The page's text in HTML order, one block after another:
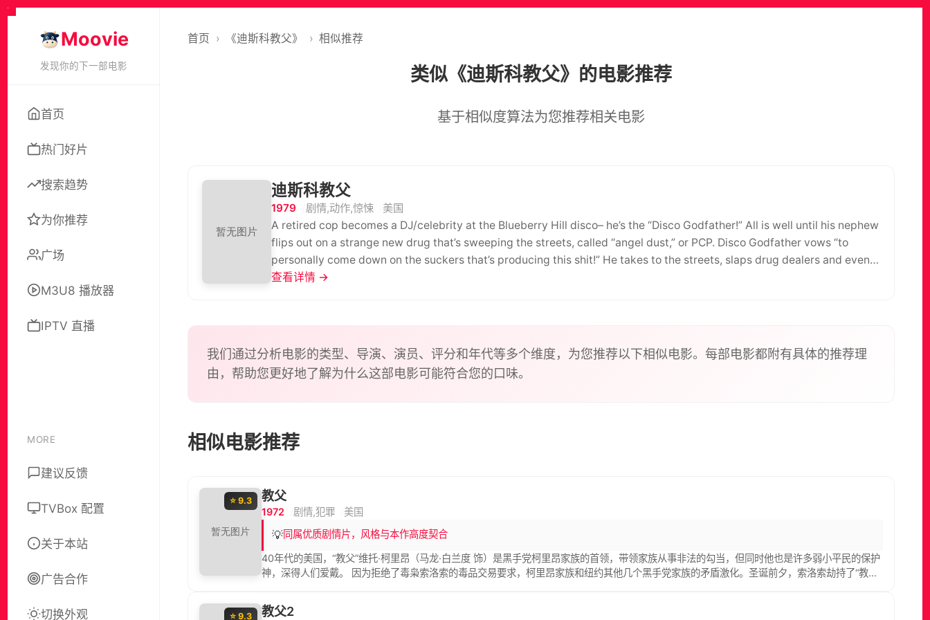
Moovie
发现你的下一部电影
首页
热门好片
搜索趋势
为你推荐
广场
M3U8 播放器
IPTV 直播
MORE
建议反馈
TVBox 配置
关于本站
广告合作
切换外观
首页 › 《迪斯科教父》 › 相似推荐
类似《迪斯科教父》的电影推荐
基于相似度算法为您推荐相关电影
迪斯科教父
1979 剧情,动作,惊悚
美国
A retired cop becomes a DJ/celebrity at the Blueberry Hill disco– he’s the “Disco Godfather!” All is well until his nephew
flips out on a strange new drug that’s sweeping the streets, called “angel dust,” or PCP. Disco Godfather vows “to
personally come down on the suckers that’s producing this shit!” He takes to the streets, slaps drug dealers and even
exposes a crooked cop that is covering for the dealers. In between, he still finds time to manage the Blueberry Hill and
查看详情 →
我们通过分析电影的类型、导演、演员、评分和年代等多个维度，为您推荐以下相似电影。每部电影都附有具体的推荐理
由，帮助您更好地了解为什么这部电影可能符合您的口味。
相似电影推荐
⭐ 9.3 教父
1972 剧情,犯罪 美国
💡同属优质剧情片，风格与本作高度契合
40年代的美国，“教父”维托·柯里昂（马龙·白兰度 饰）是黑手党柯里昂家族的首领，带领家族从事非法的勾当，但同时他也是许多弱小平民的保护
神，深得人们爱戴。 因为拒绝了毒枭索洛索的毒品交易要求，柯里昂家族和纽约其他几个黑手党家族的矛盾激化。圣诞前夕，索洛索劫持了“教父”
手党家族之间的矛盾越来越白热化。 年老的“教父”面对丧子之痛怎样统领全局？黑手党之间的仇杀如何落幕？谁是家族的内奸？谁又能够成为新一
代的“教父”？ 血雨腥风和温情脉脉，在这部里程碑式的黑帮史诗巨片里真实上演。
⭐ 9.3 教父2